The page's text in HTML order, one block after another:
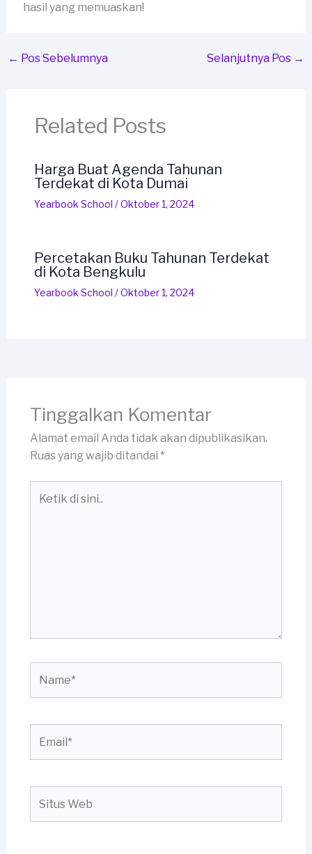
hasil yang memuaskan!
← Pos Sebelumnya Selanjutnya Pos →
Related Posts
Harga Buat Agenda Tahunan
Terdekat di Kota Dumai
Yearbook School /Oktober 1, 2024
Percetakan Buku Tahunan Terdekat
di Kota Bengkulu
Yearbook School /Oktober 1, 2024
Tinggalkan Komentar
Alamat email Anda tidak akan dipublikasikan.
Ruas yang wajib ditandai *
Web